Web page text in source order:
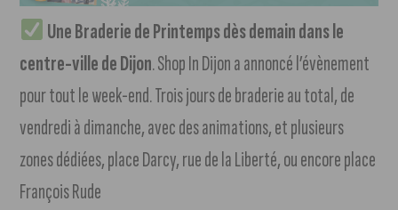
Une Braderie de Printemps dès demain dans le
centre-ville de Dijon. Shop In Dijon a annoncé l’évènement
pour tout le week-end. Trois jours de braderie au total, de
vendredi à dimanche, avec des animations, et plusieurs
zones dédiées, place Darcy, rue de la Liberté, ou encore place
François Rude